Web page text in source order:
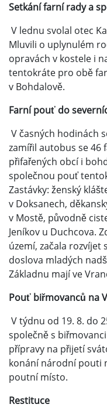
Setkání farní rady a
V lednu svolal otec
Mluvili o uplynulém
opravách v kostele i
tentokráte pro obě
v Bohdalově.
Farní pouť do
V časných hodinách
zamířil autobus se 46
přifařených obcí i
společnou pouť
Zastávky: ženský
v Doksanech,
v Mostě, původně
Jeníkov u Duchcova.
území, začala
doslova mladých
Základnu mají ve
Pouť biřmovanců na
V týdnu od 19. 8. do
společně s
přípravy na přijetí
konání národní pouti
poutní místo.
Restituce